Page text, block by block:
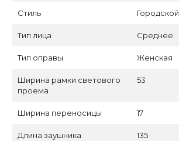
Стиль Городской
Тип лица Среднее
Тип оправы Женская
Ширина рамки светового
проема
53
Ширина переносицы 17
Длина заушника 135